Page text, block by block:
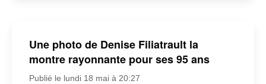
Une photo de Denise Filiatrault la
montre rayonnante pour ses 95 ans
Publié le lundi 18 mai à 20:27